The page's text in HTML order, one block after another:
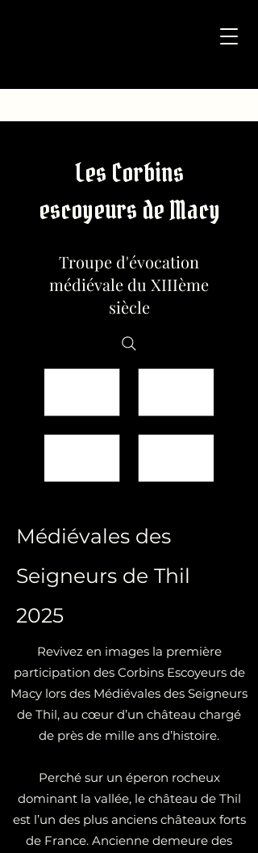
Les Corbins
escoyeurs de Macy
Troupe d'évocation
médiévale du XIIIème
siècle
Médiévales des
Seigneurs de Thil
2025
Revivez en images la première
participation des Corbins Escoyeurs de
Macy lors des Médiévales des Seigneurs
de Thil, au cœur d’un château chargé
de près de mille ans d’histoire.
Perché sur un éperon rocheux
dominant la vallée, le château de Thil
est l’un des plus anciens châteaux forts
de France. Ancienne demeure des